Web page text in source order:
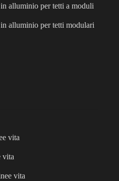
alluminio per tetti a moduli
alluminio per tetti modulari
vita
vita
vita